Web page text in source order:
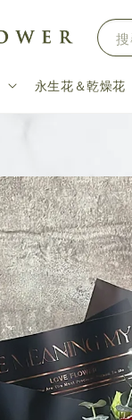
永生花＆乾燥花